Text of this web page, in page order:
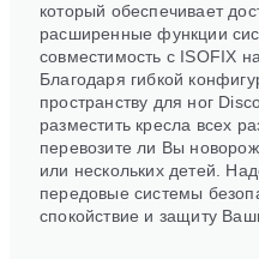
который обеспечивает
расширенные функции
совместимость с ISOFIX
Благодаря гибкой
пространству для ног
разместить кресла всех
перевозите ли Вы
или нескольких детей.
передовые системы
спокойствие и защиту